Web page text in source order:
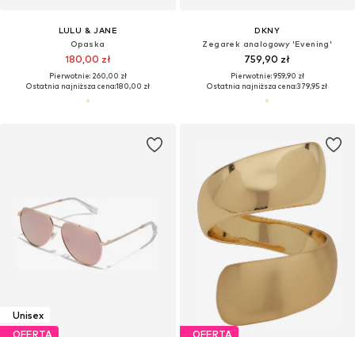
LULU & JANE
Opaska
180,00 zł
Pierwotnie: 260,00 zł
Ostatnia najniższa cena:180,00 zł
DKNY
Zegarek analogowy 'Evening'
759,90 zł
Pierwotnie: 959,90 zł
Ostatnia najniższa cena:379,95 zł
Unisex
OFERTA
OFERTA